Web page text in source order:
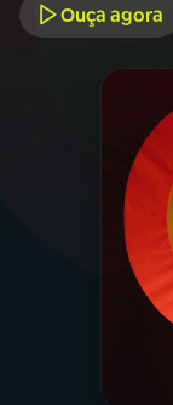
Ouça agora